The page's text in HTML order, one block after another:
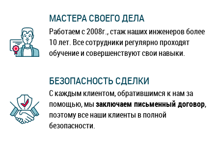
МАСТЕРА СВОЕГО ДЕЛА
Работаем с 2008г., стаж наших инженеров более
10 лет. Все сотрудники регулярно проходят
обучение и совершенствуют свои навыки.
БЕЗОПАСНОСТЬ СДЕЛКИ
С каждым клиентом, обратившимся к нам за
помощью, мызаключаем письменный договор,
поэтому все наши клиенты в полной
безопасности.